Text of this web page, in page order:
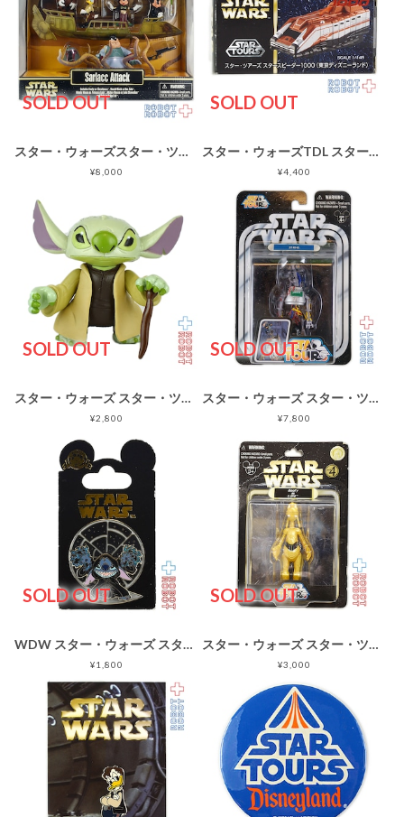
SOLD OUT
スター・ウォーズスター・ツアーズ Sarlacc Attack フィギュアセット
¥8,000
SOLD OUT
スター・ウォーズTDL スター・ツアーズ トミカ スタースピーダー1000 未開封
¥4,400
SOLD OUT
スター・ウォーズ スター・ツアーズ スティッチ as ヨーダ フィギュア ルース
¥2,800
SOLD OUT
スター・ウォーズ スター・ツアーズ 2002 wave4 3T-RNE アクションフィギュア 未開封
¥7,800
SOLD OUT
WDW スター・ウォーズ スター・ツアーズ ピンバッジ スティッチ as パルパティーン
¥1,800
SOLD OUT
スター・ウォーズ スター・ツアーズ グーフィ as C-3PO アクションフィギュア 未開封
¥3,000